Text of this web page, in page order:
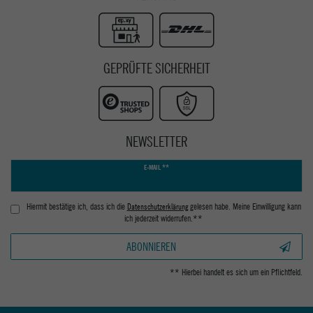
GEPRÜFTE SICHERHEIT
NEWSLETTER
E-MAIL **
Hiermit bestätige ich, dass ich die Daten­schutz­erklärunggelesen habe. Meine Einwilligung kann
ich jederzeit widerrufen.**
ABONNIEREN
** Hierbei handelt es sich um ein Pflichtfeld.